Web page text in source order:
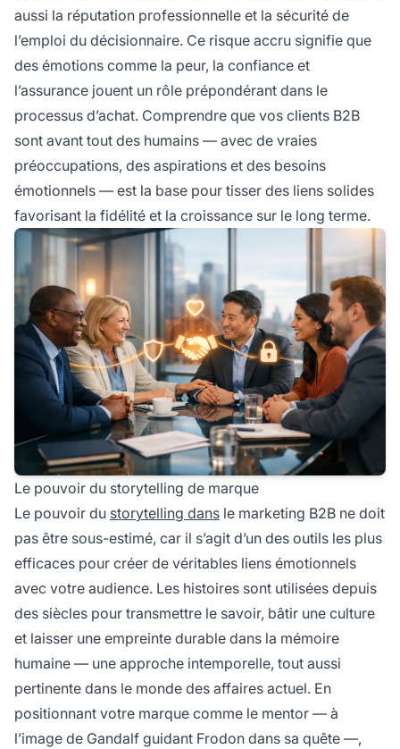
aussi la réputation professionnelle et la sécurité de
l’emploi du décisionnaire. Ce risque accru signifie que
des émotions comme la peur, la confiance et
l’assurance jouent un rôle prépondérant dans le
processus d’achat. Comprendre que vos clients B2B
sont avant tout des humains — avec de vraies
préoccupations, des aspirations et des besoins
émotionnels — est la base pour tisser des liens solides
favorisant la fidélité et la croissance sur le long terme.
Le pouvoir du storytelling de marque
Le pouvoir du storytelling dans le marketing B2B ne doit
pas être sous-estimé, car il s’agit d’un des outils les plus
efficaces pour créer de véritables liens émotionnels
avec votre audience. Les histoires sont utilisées depuis
des siècles pour transmettre le savoir, bâtir une culture
et laisser une empreinte durable dans la mémoire
humaine — une approche intemporelle, tout aussi
pertinente dans le monde des affaires actuel. En
positionnant votre marque comme le mentor — à
l’image de Gandalf guidant Frodon dans sa quête —,